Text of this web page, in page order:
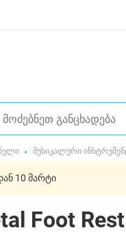
მუსიკალური
10 მარტი
Foot